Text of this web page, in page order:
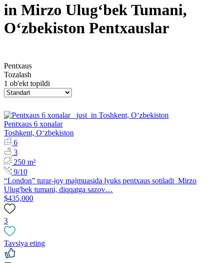
in Mirzo Ulug‘bek Tumani,
Oʻzbekiston Pentxauslar
Pentxaus
Tozalash
1 ob'ekt topildi
Pentxaus 6 xonalar
Toshkent, Oʻzbekiston
6
3
250 m²
9/10
“London” turar-joy majmuasida lyuks pentxaus sotiladi Mirzo
Ulug'bek tumani, diqqatga sazov…
$435,000
3
Tavsiya eting